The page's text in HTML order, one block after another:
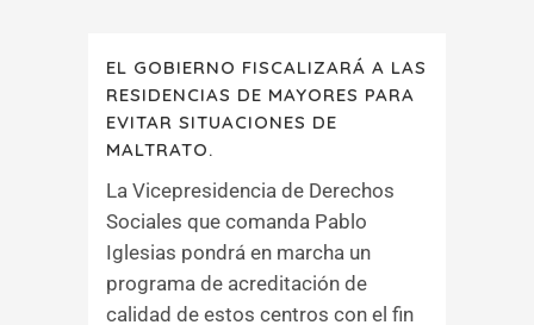
EL GOBIERNO FISCALIZARÁ A LAS
RESIDENCIAS DE MAYORES PARA
EVITAR SITUACIONES DE
MALTRATO.
La Vicepresidencia de Derechos
Sociales que comanda Pablo
Iglesias pondrá en marcha un
programa de acreditación de
calidad de estos centros con el fin